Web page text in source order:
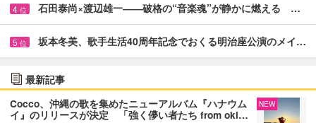
4 位 石田泰尚×渡辺雄一――破格の“音楽魂”が静かに燃える …
5 位 坂本冬美、歌手生活40周年記念でおくる明治座公演のメイ…
最新記事
Cocco、沖縄の歌を集めたニューアルバム『ハナウム
イ』のリリースが決定 「強く儚い者たち from oki…
NEW